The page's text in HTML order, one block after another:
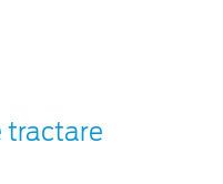
tractare